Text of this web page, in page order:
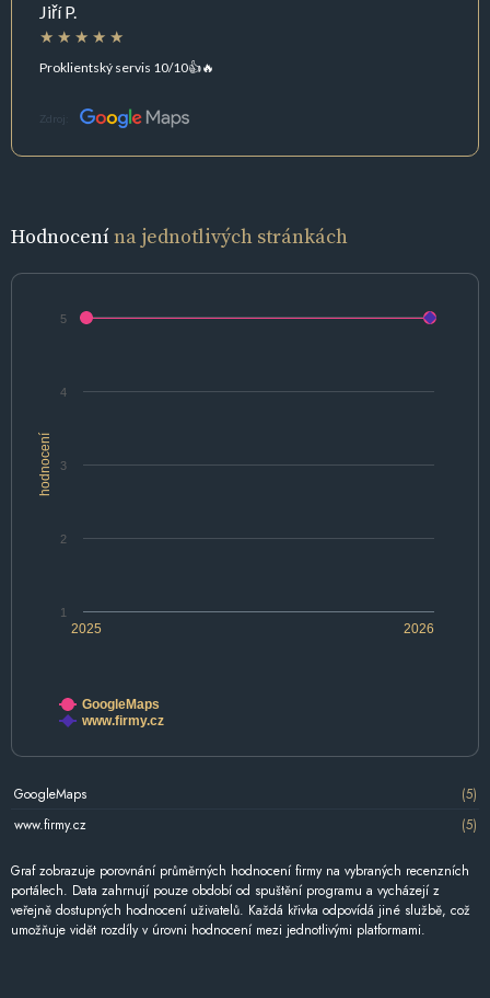
Jiří P.
Proklientský servis 10/10👍🔥
Zdroj:
Hodnocenína jednotlivých stránkách
hodnocení
2025 2026
1
2
3
4
5
GoogleMaps
www.firmy.cz
GoogleMaps
(5)
www.firmy.cz
(5)
Graf zobrazuje porovnání průměrných hodnocení firmy na vybraných recenzních
portálech. Data zahrnují pouze období od spuštění programu a vycházejí z
veřejně dostupných hodnocení uživatelů. Každá křivka odpovídá jiné službě, což
umožňuje vidět rozdíly v úrovni hodnocení mezi jednotlivými platformami.